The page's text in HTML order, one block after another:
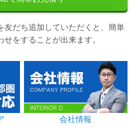
友だち追加していただくと、簡単
をすることが出来ます。
会社情報